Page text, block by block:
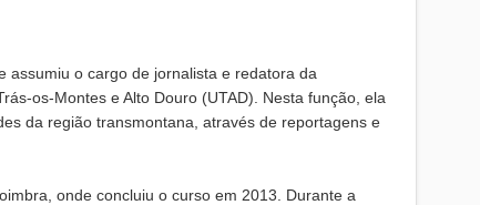
assumiu o cargo de jornalista e redatora da
os-Montes e Alto Douro (UTAD). Nesta função, ela
da região transmontana, através de reportagens e
onde concluiu o curso em 2013. Durante a